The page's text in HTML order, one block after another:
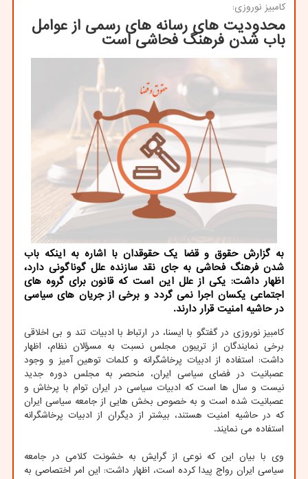
كامبیز نوروزی:
محدودیت های رسانه های رسمی از عوامل
باب شدن فرهنگ فحاشی است
به گزارش حقوق و قضا یك حقوقدان با اشاره به اینكه باب
شدن فرهنگ فحاشی به جای نقد سازنده علل گوناگونی دارد،
اظهار داشت: یكی از علل این است كه قانون برای گروه های
اجتماعی یكسان اجرا نمی گردد و برخی از جریان های سیاسی
در حاشیه امنیت قرار دارند.
کامبیز نوروزی در گفتگو با ایسنا، در ارتباط با ادبیات تند و بی اخلاقی
برخی نمایندگان از تریبون مجلس نسبت به مسؤلان نظام، اظهار
داشت: استفاده از ادبیات پرخاشگرانه و کلمات توهین آمیز و وجود
عصبانیت در فضای سیاسی ایران، منحصر به مجلس دوره جدید
نیست و سال ها است که ادبیات سیاسی در ایران توام با پرخاش و
عصبانیت شده است و به خصوص بخش هایی از جامعه سیاسی ایران
که در حاشیه امنیت هستند، بیشتر از دیگران از ادبیات پرخاشگرانه
استفاده می نمایند.
وی با بیان این که نوعی از گرایش به خشونت کلامی در جامعه
سیاسی ایران رواج پیدا کرده است، اظهار داشت: این امر اختصاصی به